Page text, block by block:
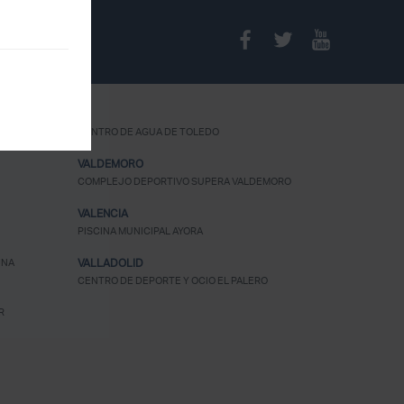
CENTRO DE AGUA DE TOLEDO
VALDEMORO
COMPLEJO DEPORTIVO SUPERA VALDEMORO
VALENCIA
PISCINA MUNICIPAL AYORA
VALLADOLID
CENTRO DE DEPORTE Y OCIO EL PALERO